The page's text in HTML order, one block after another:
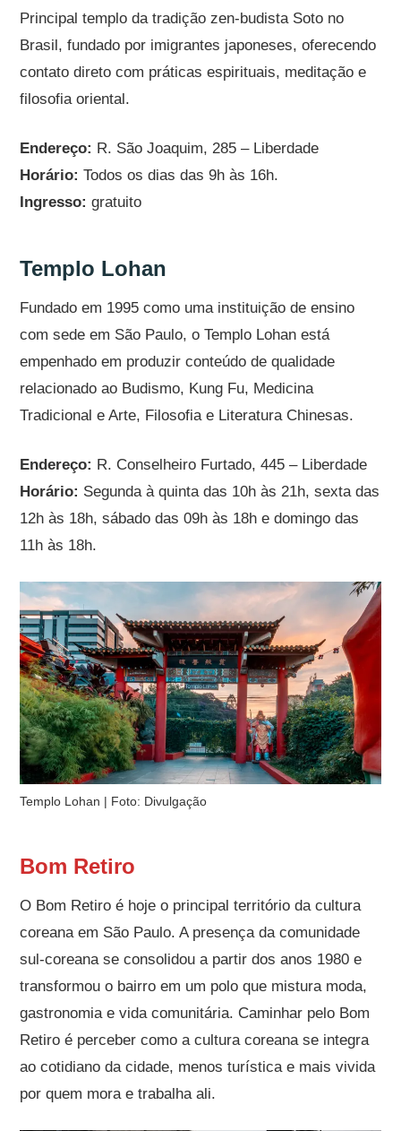
Principal templo da tradição zen-budista Soto no
Brasil, fundado por imigrantes japoneses, oferecendo
contato direto com práticas espirituais, meditação e
filosofia oriental.
Endereço: R. São Joaquim, 285 – Liberdade
Horário:Todos os dias das 9h às 16h.
Ingresso:gratuito
Templo Lohan
Fundado em 1995 como uma instituição de ensino
com sede em São Paulo, o Templo Lohan está
empenhado em produzir conteúdo de qualidade
relacionado ao Budismo, Kung Fu, Medicina
Tradicional e Arte, Filosofia e Literatura Chinesas.
Endereço: R. Conselheiro Furtado, 445 – Liberdade
Horário: Segunda à quinta das 10h às 21h, sexta das
12h às 18h, sábado das 09h às 18h e domingo das
11h às 18h.
Templo Lohan | Foto: Divulgação
Bom Retiro
O Bom Retiro é hoje o principal território da cultura
coreana em São Paulo. A presença da comunidade
sul-coreana se consolidou a partir dos anos 1980 e
transformou o bairro em um polo que mistura moda,
gastronomia e vida comunitária. Caminhar pelo Bom
Retiro é perceber como a cultura coreana se integra
ao cotidiano da cidade, menos turística e mais vivida
por quem mora e trabalha ali.